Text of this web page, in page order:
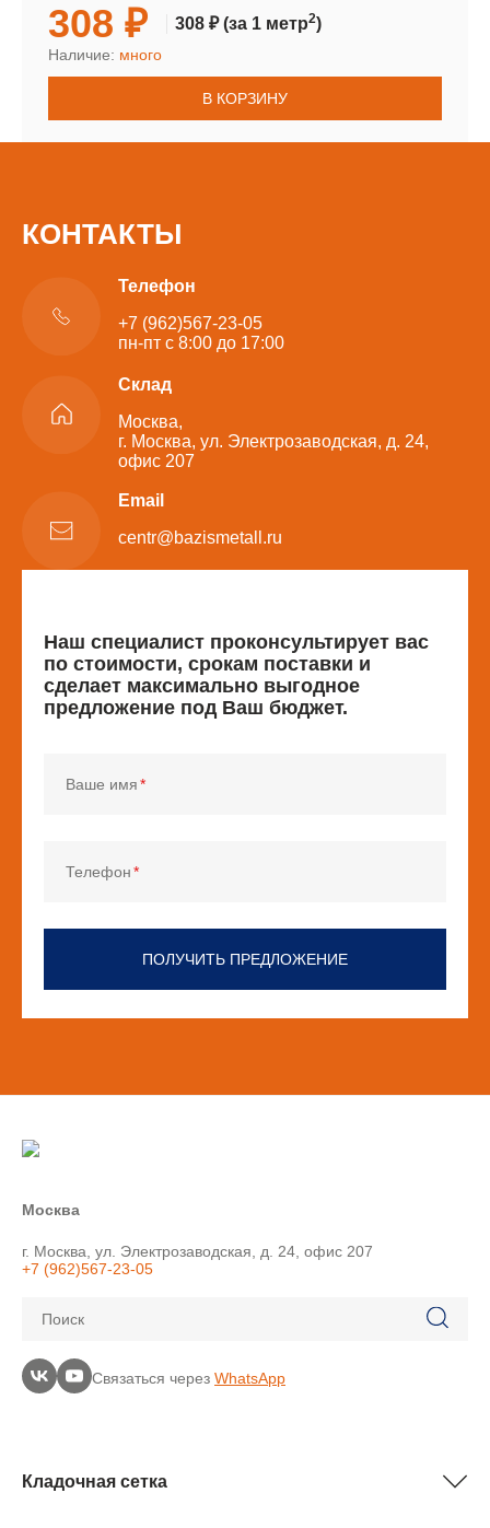
308 ₽ 308 ₽(за 1 метр2)
Наличие: много
В КОРЗИНУ
КОНТАКТЫ
Телефон
+7 (962)567-23-05
пн-пт с 8:00 до 17:00
Склад
Москва,
г. Москва, ул. Электрозаводская, д. 24,
офис 207
Email
centr@bazismetall.ru
Наш специалист проконсультирует вас
по стоимости, срокам поставки и
сделает максимально выгодное
предложение под Ваш бюджет.
Ваше имя
Телефон
ПОЛУЧИТЬ ПРЕДЛОЖЕНИЕ
Москва
г. Москва, ул. Электрозаводская, д. 24, офис 207
+7 (962)567-23-05
Поиск
Связаться через WhatsApp
Кладочная сетка